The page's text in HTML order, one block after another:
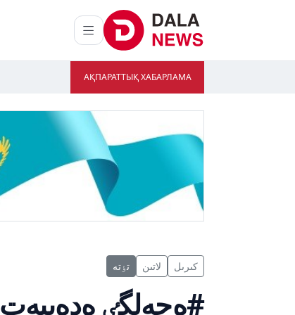
АҚПАРАТТЫҚ ХАБАРЛАМА
كىرىل لاتىن تٶتە
#ەجەلگٸ ەدەبيەت